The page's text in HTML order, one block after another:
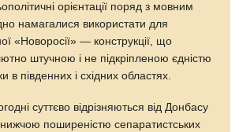
орієнтації поряд з мовним
намагалися використати для
«Новоросії» — конструкції, що
штучною і не підкріпленою єдністю
в південних і східних областях.
суттєво відрізняються від Донбасу
нижчою поширеністю сепаратистських